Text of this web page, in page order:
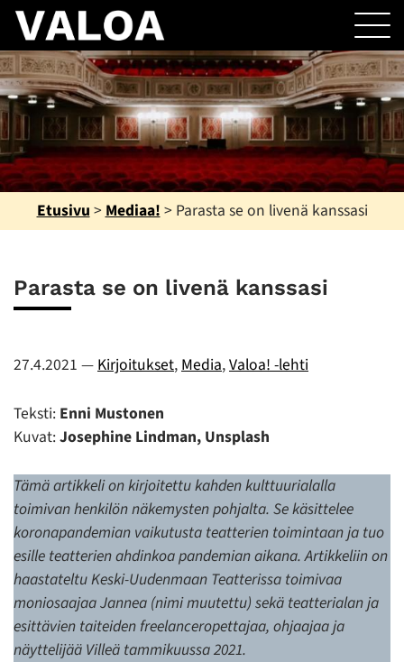
Etusivu > Mediaa! > Parasta se on livenä kanssasi
Parasta se on livenä kanssasi
27.4.2021 — Kirjoitukset, Media,Valoa! -lehti
Teksti: Enni Mustonen
Kuvat:Josephine Lindman, Unsplash
Tämä artikkeli on kirjoitettu kahden kulttuurialalla
toimivan henkilön näkemysten pohjalta. Se käsittelee
koronapandemian vaikutusta teatterien toimintaan ja tuo
esille teatterien ahdinkoa pandemian aikana. Artikkeliin on
haastateltu Keski-Uudenmaan Teatterissa toimivaa
moniosaajaa Jannea (nimi muutettu) sekä teatterialan ja
esittävien taiteiden freelanceropettajaa, ohjaajaa ja
näyttelijää Villeä tammikuussa 2021.